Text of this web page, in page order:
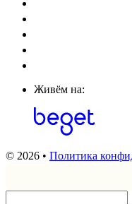
Живём на:
© 2026 • Политика